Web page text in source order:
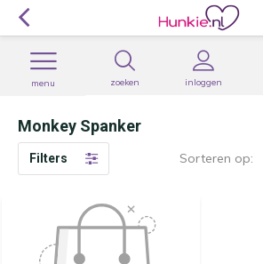
zoeken inloggen
menu
Monkey Spanker
Filters Sorteren op: